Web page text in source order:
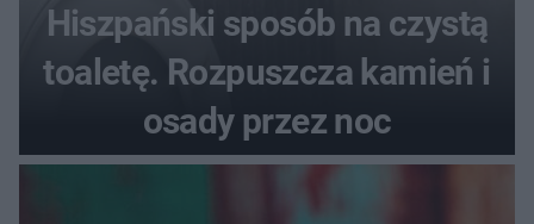
Hiszpański sposób na czystą
toaletę. Rozpuszcza kamień i
osady przez noc